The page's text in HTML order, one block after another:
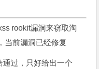
rookit漏洞来窃取淘
当前漏洞已经修复
过，只好给出一个